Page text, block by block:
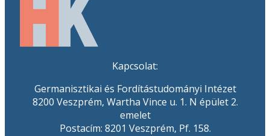
Kapcsolat:
Germanisztikai és Fordítástudományi Intézet
8200 Veszprém, Wartha Vince u. 1. N épület 2.
emelet
Postacím: 8201 Veszprém, Pf. 158.